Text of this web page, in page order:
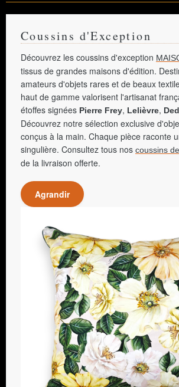
Coussins d'Exception
Découvrez les coussins d'exception
tissus de grandes maisons d'édition.
amateurs d'objets rares et de beaux
haut de gamme valorisent l'artisanat
étoffes signées Pierre Frey, Lelièvre,
Découvrez notre sélection exclusive
conçus à la main. Chaque pièce raconte
singulière. Consultez tous nos coussins
de la livraison offerte.
Agrandir